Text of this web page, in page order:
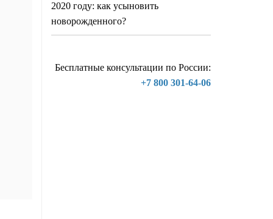
2020 году: как усыновить
новорожденного?
Бесплатные консультации по России:
+7 800 301-64-06